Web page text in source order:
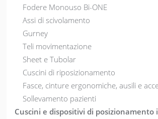
Fodere Monouso Bi-ONE
Assi di scivolamento
Gurney
Teli movimentazione
Sheet e Tubolar
Cuscini di riposizionamento
Fasce, cinture ergonomiche, ausili e
Sollevamento pazienti
Cuscini e dispositivi di posizionamento